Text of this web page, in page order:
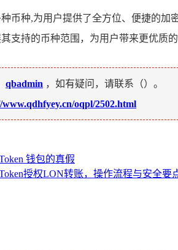
种币种,为用户提供了全方位、便捷的
支持的币种范围，为用户带来更优质的
qbadmin ，如有疑问，请联系（）。
oqpl/2502.html
钱包的真假
授权LON转账，操作流程与安全要